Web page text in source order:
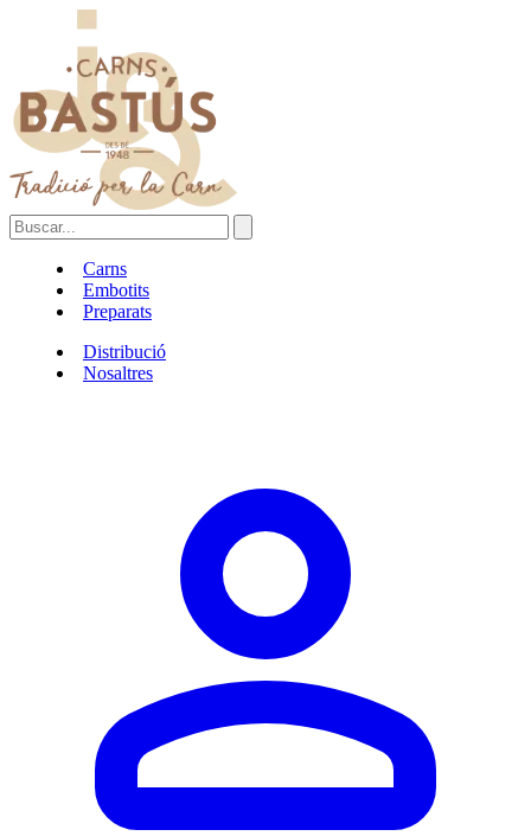
Carns
Embotits
Preparats
Distribució
Nosaltres